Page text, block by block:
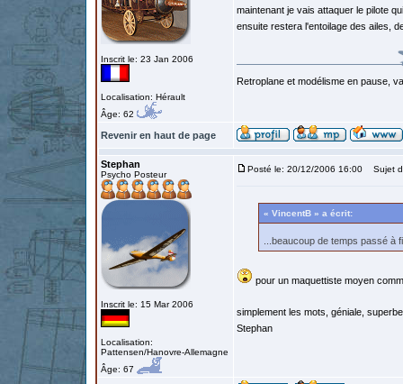
Inscrit le: 23 Jan 2006
Localisation: Hérault
Âge: 62
maintenant je vais attaquer le pilote
ensuite restera l'entoilage des ailes,
Retroplane et modélisme en pause,
Revenir en haut de page
Stephan
Psycho Posteur
Inscrit le: 15 Mar 2006
Localisation:
Pattensen/Hanovre-Allemagne
Âge: 67
Posté le: 20/12/2006 16:00 Sujet
« VincentB » a écrit:
...beaucoup de temps passé
pour un maquettiste moyen
simplement les mots, géniale,
Stephan